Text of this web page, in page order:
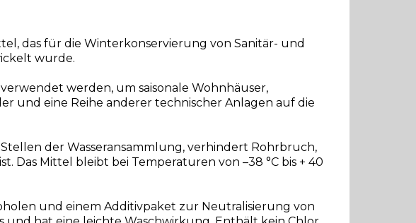
das für die Winterkonservierung von Sanitär- und
wurde.
werden, um saisonale Wohnhäuser,
und eine Reihe anderer technischer Anlagen auf die
der Wasseransammlung, verhindert Rohrbruch,
Das Mittel bleibt bei Temperaturen von –38 °C bis + 40
und einem Additivpaket zur Neutralisierung von